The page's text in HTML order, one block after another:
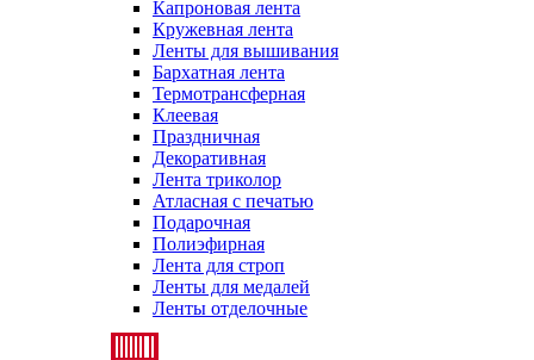
Капроновая лента
Кружевная лента
Ленты для вышивания
Бархатная лента
Термотрансферная
Клеевая
Праздничная
Декоративная
Лента триколор
Атласная с печатью
Подарочная
Полиэфирная
Лента для строп
Ленты для медалей
Ленты отделочные